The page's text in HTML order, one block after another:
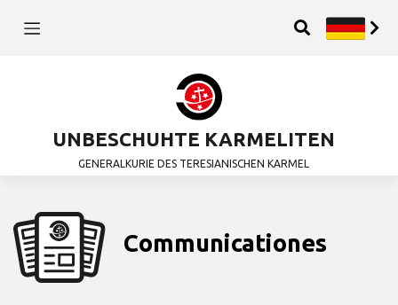
UNBESCHUHTE KARMELITEN
GENERALKURIE DES TERESIANISCHEN KARMEL
Communicationes